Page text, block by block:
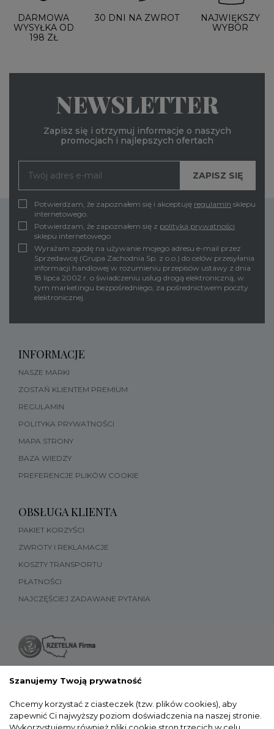
DARMOWA
WYSYŁKA OD
198 ZŁ
30 DNI NA ZWROT
NAJWIĘKSZY
WYBÓR
NEWSLETTER
Zapisz się i otrzymuj informacje o naszych
promocjach i najlepszych ofertach
Potwierdzam, że zapoznałem się i akceptuję regulamin sklepu
internetowego.
Potwierdzam, że zapoznałem się z polityką prywatności
sklepu internetowego
Wyrażam zgodę na używanie mojego adresu e-mail przez
Sprzedawcę (Grupa Zachodnia Sp. z o.o.) do celów przesyłania
informacji handlowej w rozumieniu przepisów ustawy z dnia
18 lipca 2002 r. o świadczeniu usług drogą elektroniczną, w
tym marketingu bezpośredniego, za pośrednictwem poczty
elektronicznej.
INFORMACJE
NASZE MARKI
ZOSTAŃ KLIENTEM PREMIUM
REGULAMIN
POLITYKA PRYWATNOŚCI
MAPA STRONY
BAZA WIEDZY
PREFERENCJE PLIKÓW COOKIE
OBSŁUGA KLIENTA
PAKIET KORZYŚCI
ZWROTY I REKLAMACJE
KOSZTY TRANSPORTU
PŁATNOŚCI
NAJCZĘŚCIEJ ZADAWANE PYTANIA
Szanujemy Twoją prywatność
Chcemy korzystać z ciasteczek (tzw. plików cookies), aby
zapewnić Ci najwyższy poziom doświadczenia na naszej stronie.